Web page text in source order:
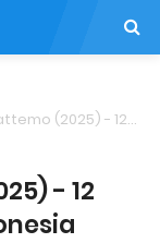
- 12 TAMAT Subtitle Indonesia
- 12